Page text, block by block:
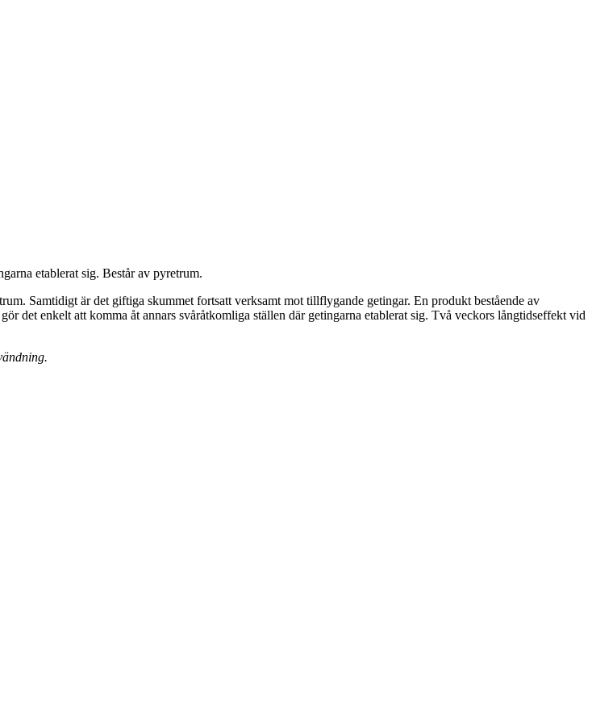
etablerat sig. Består av pyretrum.
Samtidigt är det giftiga skummet fortsatt verksamt mot tillflygande getingar. En produkt bestående av
det enkelt att komma åt annars svåråtkomliga ställen där getingarna etablerat sig. Två veckors långtidseffekt vid